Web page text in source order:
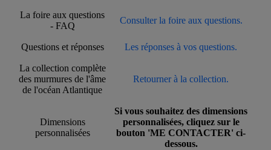
La foire aux questions
- FAQ
Consulter la foire aux questions.
Questions et réponses Les réponses à vos questions.
La collection complète
des murmures de l'âme
de l'océan Atlantique
Retourner à la collection.
Dimensions
personnalisées
Si vous souhaitez des dimensions
personnalisées, cliquez sur le
bouton 'ME CONTACTER' ci-
dessous.